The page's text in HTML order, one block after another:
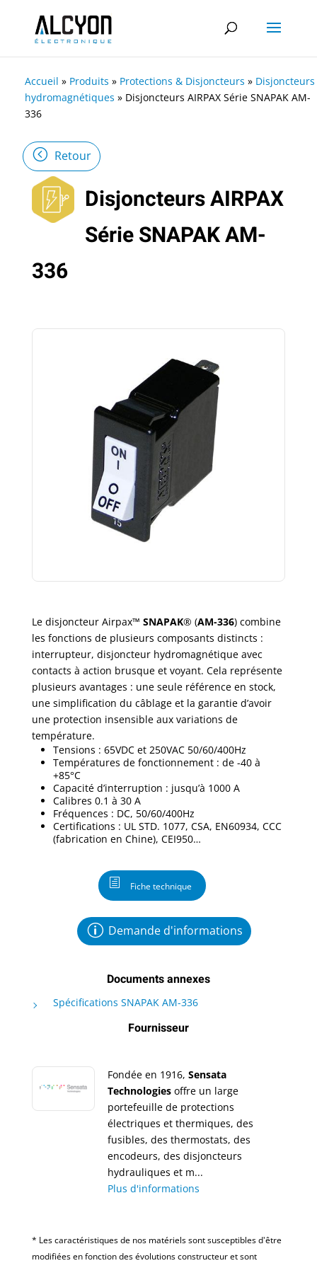
Accueil » Produits » Protections & Disjoncteurs » Disjoncteurs
hydromagnétiques » Disjoncteurs AIRPAX Série SNAPAK AM-
336
Retour
Disjoncteurs AIRPAX
Série SNAPAK AM-
336
Le disjoncteur Airpax™ SNAPAK® (AM-336) combine
les fonctions de plusieurs composants distincts :
interrupteur, disjoncteur hydromagnétique avec
contacts à action brusque et voyant. Cela représente
plusieurs avantages : une seule référence en stock,
une simplification du câblage et la garantie d’avoir
une protection insensible aux variations de
température.
Tensions : 65VDC et 250VAC 50/60/400Hz
Températures de fonctionnement : de -40 à
+85°C
Capacité d’interruption : jusqu’à 1000 A
Calibres 0.1 à 30 A
Fréquences : DC, 50/60/400Hz
Certifications : UL STD. 1077, CSA, EN60934, CCC
(fabrication en Chine), CEI950…
Fiche technique
Demande d'informations
Documents annexes
Spécifications SNAPAK AM-336
Fournisseur
Fondée en 1916, Sensata
Technologies offre un large
portefeuille de protections
électriques et thermiques, des
fusibles, des thermostats, des
encodeurs, des disjoncteurs
hydrauliques et m...
Plus d'informations
* Les caractéristiques de nos matériels sont susceptibles d'être
modifiées en fonction des évolutions constructeur et sont